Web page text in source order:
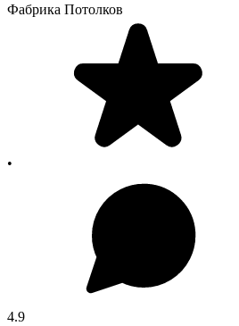
Фабрика Потолков
•
4.9